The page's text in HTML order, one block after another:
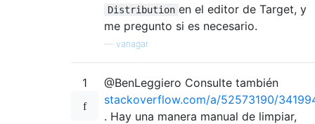
Distribution en el editor de Target, y
me pregunto si es necesario.
vanagar
1
@BenLeggiero Consulte también
stackoverflow.com/a/52573190/
. Hay una manera manual de limpiar,